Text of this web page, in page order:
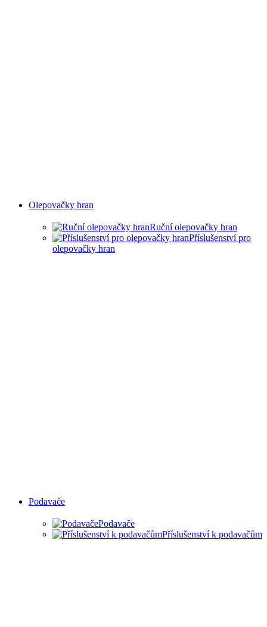
Olepovačky hran
Ruční olepovačky hran
Příslušenství pro
olepovačky hran
Podavače
Podavače
Příslušenství k podavačům